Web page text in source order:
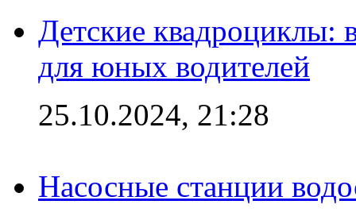
Детские квадроциклы:
для юных водителей
25.10.2024, 21:28
Насосные станции